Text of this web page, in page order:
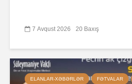
7 Avqust 2026 20 Baxış
ELANLAR-XƏBƏRLƏR FƏTVALAR